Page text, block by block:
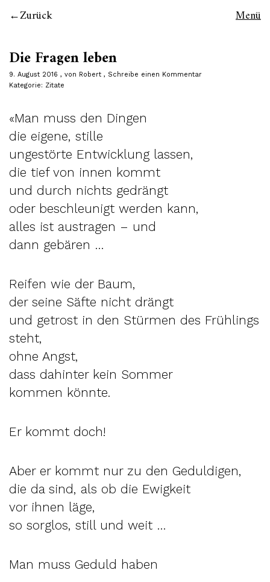
Zurück Menü
Die Fragen leben
9. August 2016 von Robert
Schreibe einen Kommentar
Kategorie: Zitate
«Man muss den Dingen
die eigene, stille
ungestörte Entwicklung lassen,
die tief von innen kommt
und durch nichts gedrängt
oder beschleunigt werden kann,
alles ist austragen – und
dann gebären …
Reifen wie der Baum,
der seine Säfte nicht drängt
und getrost in den Stürmen des Frühlings
steht,
ohne Angst,
dass dahinter kein Sommer
kommen könnte.
Er kommt doch!
Aber er kommt nur zu den Geduldigen,
die da sind, als ob die Ewigkeit
vor ihnen läge,
so sorglos, still und weit …
Man muss Geduld haben